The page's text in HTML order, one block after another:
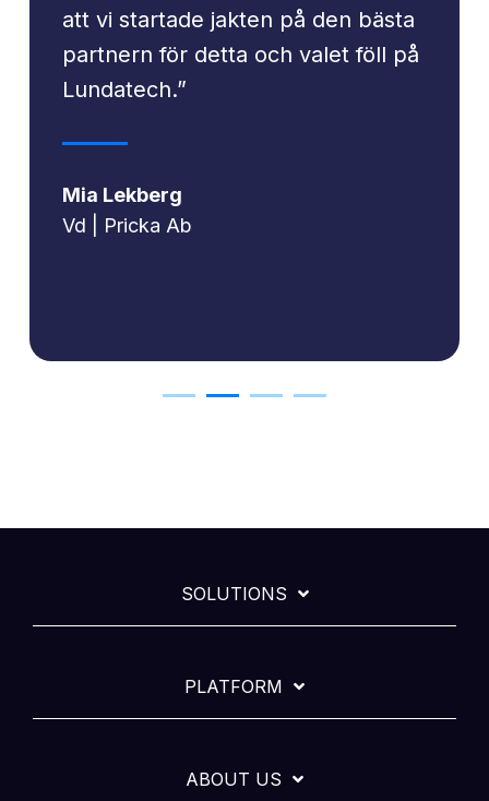
att vi startade jakten på den bästa
partnern för detta och valet föll på
Lundatech.”
Mia Lekberg
Vd | Pricka Ab
SOLUTIONS
PLATFORM
ABOUT US